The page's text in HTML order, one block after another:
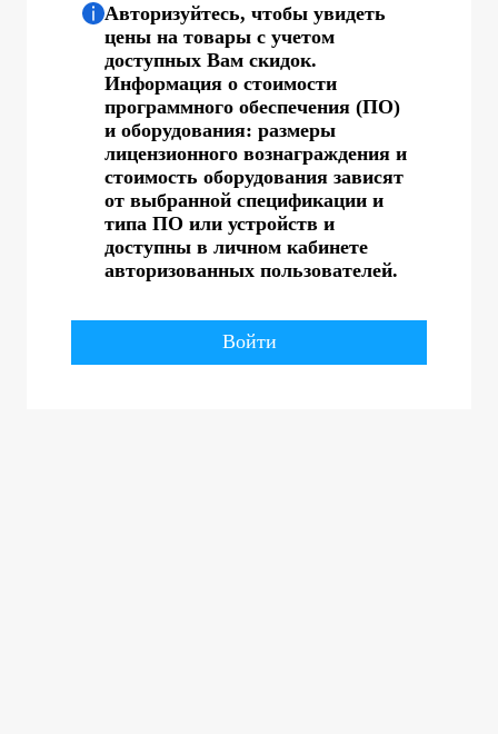
Авторизуйтесь, чтобы увидеть
цены на товары с учетом
доступных Вам скидок.
Информация о стоимости
программного обеспечения (ПО)
и оборудования: размеры
лицензионного вознаграждения и
стоимость оборудования зависят
от выбранной спецификации и
типа ПО или устройств и
доступны в личном кабинете
авторизованных пользователей.
Войти